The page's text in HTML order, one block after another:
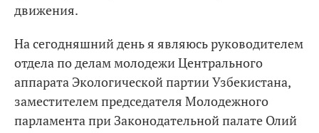
движения.
На сегодняшний день я являюсь руководителем
отдела по делам молодежи Центрального
аппарата Экологической партии Узбекистана,
заместителем председателя Молодежного
парламента при Законодательной палате Олий